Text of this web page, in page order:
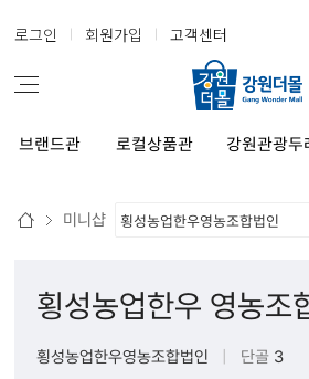
로그인 회원가입 고객센터
브랜드관 로컬상품관 강원관광두
미니샵
횡성농업한우 영농조
횡성농업한우영농조합법인 단골 3